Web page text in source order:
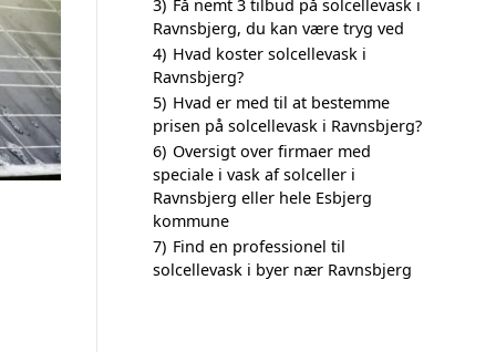
3) Få nemt 3 tilbud på solcellevask i
Ravnsbjerg, du kan være tryg ved
4) Hvad koster solcellevask i
Ravnsbjerg?
5) Hvad er med til at bestemme
prisen på solcellevask i Ravnsbjerg?
6) Oversigt over firmaer med
speciale i vask af solceller i
Ravnsbjerg eller hele Esbjerg
kommune
7) Find en professionel til
solcellevask i byer nær Ravnsbjerg